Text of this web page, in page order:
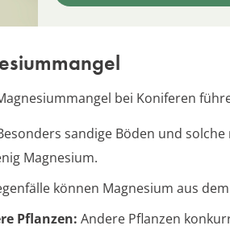
bei Koniferen
sandige Böden und
Magnesium.
können Magnesium aus
Pflanzen: Andere Pflanzen